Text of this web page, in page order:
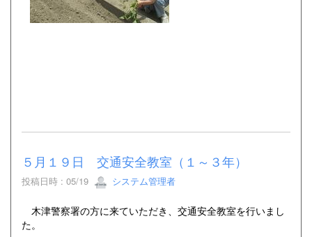
５月１９日 交通安全教室（１～３年）
投稿日時 : 05/19 システム管理者
木津警察署の方に来ていただき、交通安全教室を行いまし
た。